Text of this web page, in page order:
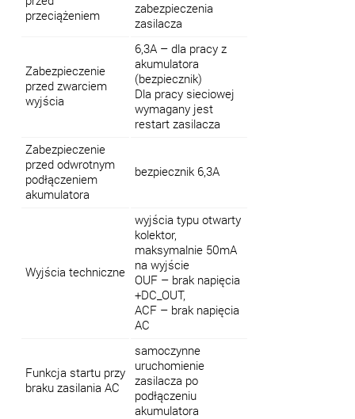
przeciążeniem
zabezpieczenia
zasilacza
Zabezpieczenie
przed zwarciem
wyjścia
6,3A – dla pracy z
akumulatora
(bezpiecznik)
Dla pracy sieciowej
wymagany jest
restart zasilacza
Zabezpieczenie
przed odwrotnym
podłączeniem
akumulatora
bezpiecznik 6,3A
Wyjścia techniczne
wyjścia typu otwarty
kolektor,
maksymalnie 50mA
na wyjście
OUF – brak napięcia
+DC_OUT,
ACF – brak napięcia
AC
Funkcja startu przy
braku zasilania AC
samoczynne
uruchomienie
zasilacza po
podłączeniu
akumulatora